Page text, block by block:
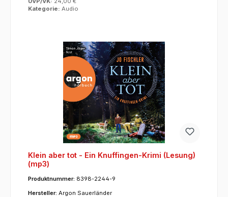
Kategorie: Audio
Klein aber tot - Ein Knuffingen-Krimi (Lesung)
(mp3)
Produktnummer: 8398-2244-9
Hersteller: Argon Sauerländer